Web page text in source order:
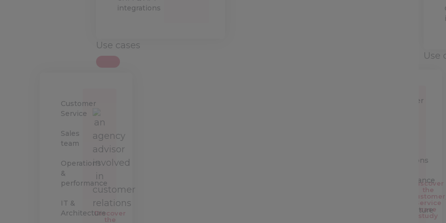
integrations
Use cases
Customer
Service
Sales
team
Operations
&
performance
IT &
ArchitectureDiscover
the
Use
Customer
Operations
performance
Architecture
Discover
the
Customer
Service
case
study